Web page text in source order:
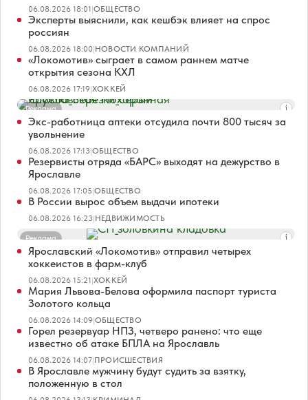
06.08.2026 18:01|ОБЩЕСТВО
Эксперты выяснили, как кешбэк влияет на спрос
россиян
06.08.2026 18:00|НОВОСТИ КОМПАНИЙ
«Локомотив» сыграет в самом раннем матче
открытия сезона КХЛ
06.08.2026 17:19|ХОККЕЙ
Реклама
Экс-работница аптеки отсудила почти 800 тысяч за
увольнение
06.08.2026 17:13|ОБЩЕСТВО
Резервисты отряда «БАРС» выходят на дежурство в
Ярославле
06.08.2026 17:05|ОБЩЕСТВО
В России вырос объем выдачи ипотеки
06.08.2026 16:23|НЕДВИЖИМОСТЬ
Реклама
Ярославский «Локомотив» отправил четырех
хоккеистов в фарм-клуб
06.08.2026 15:21|ХОККЕЙ
Мария Львова-Белова оформила паспорт туриста
Золотого кольца
06.08.2026 14:09|ОБЩЕСТВО
Горел резервуар НПЗ, четверо ранено: что еще
известно об атаке БПЛА на Ярославль
06.08.2026 14:07|ПРОИСШЕСТВИЯ
В Ярославле мужчину будут судить за взятку,
положенную в стол